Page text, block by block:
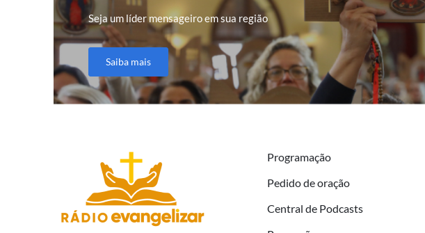
Seja um líder mensageiro em sua região
Saiba mais
Programação
Pedido de oração
Central de Podcasts